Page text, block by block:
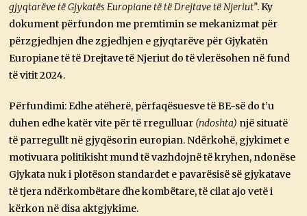
gjyqtarëve të Gjykatës Europiane të të Drejtave të Njeriut”. Ky
dokument përfundon me premtimin se mekanizmat për
përzgjedhjen dhe zgjedhjen e gjyqtarëve për Gjykatën
Europiane të të Drejtave të Njeriut do të vlerësohen në fund
të vitit 2024.
Përfundimi: Edhe atëherë, përfaqësuesve të BE-së do t’u
duhen edhe katër vite për të rregulluar (ndoshta) një situatë
të parregullt në gjyqësorin europian. Ndërkohë, gjykimet e
motivuara politikisht mund të vazhdojnë të kryhen, ndonëse
Gjykata nuk i plotëson standardet e pavarësisë së gjykatave
të tjera ndërkombëtare dhe kombëtare, të cilat ajo vetë i
kërkon në disa aktgjykime.